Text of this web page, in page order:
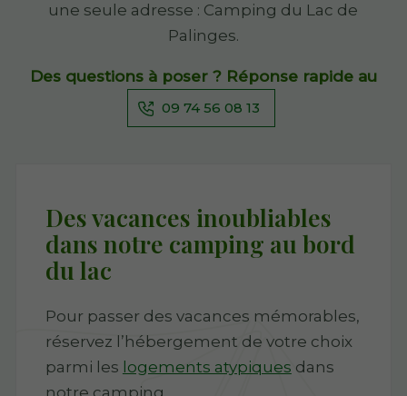
une seule adresse : Camping du Lac de
Palinges.
Des questions à poser ? Réponse rapide au
09 74 56 08 13
Des vacances inoubliables
dans notre camping au bord
du lac
Pour passer des vacances mémorables,
réservez l’hébergement de votre choix
parmi les logements atypiques dans
notre camping.